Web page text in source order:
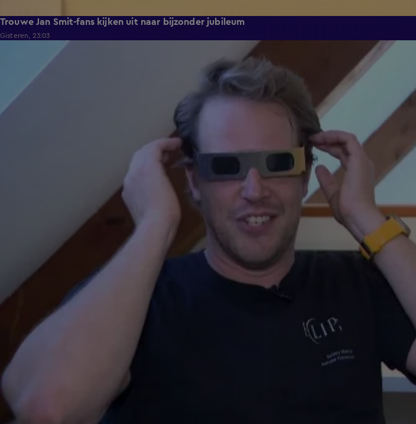
Trouwe Jan Smit-fans kijken uit naar bijzonder jubileum
Gisteren, 23:03